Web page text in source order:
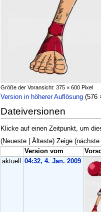
Größe der Voransicht: 375 × 600 Pixel
Version in höherer Auflösung (576
Dateiversionen
Klicke auf einen Zeitpunkt, um
(Neueste | Älteste) Zeige (nächste
Version vom
aktuell
04:32, 4. Jan. 2009